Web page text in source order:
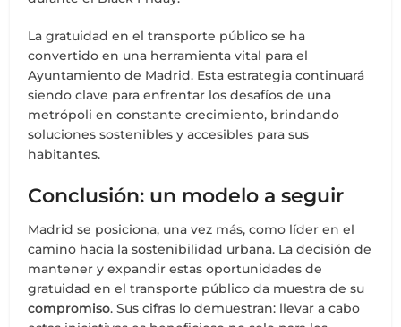
La gratuidad en el transporte público se ha
convertido en una herramienta vital para el
Ayuntamiento de Madrid. Esta estrategia continuará
siendo clave para enfrentar los desafíos de una
metrópoli en constante crecimiento, brindando
soluciones sostenibles y accesibles para sus
habitantes.
Conclusión: un modelo a seguir
Madrid se posiciona, una vez más, como líder en el
camino hacia la sostenibilidad urbana. La decisión de
mantener y expandir estas oportunidades de
gratuidad en el transporte público da muestra de su
compromiso. Sus cifras lo demuestran: llevar a cabo